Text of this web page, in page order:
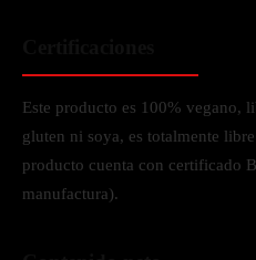
Este producto es 100% vegano,
gluten ni soya, es totalmente
producto cuenta con certificado
manufactura).